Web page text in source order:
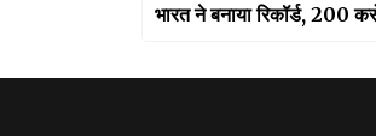
भारत ने बनाया रिकॉर्ड, 200